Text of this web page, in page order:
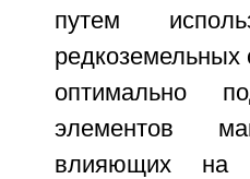
путем
редкоземельных
оптимально
элементов
влияющих на